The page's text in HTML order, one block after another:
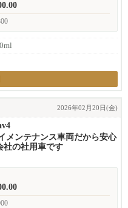
2026年02月20日(金)
メンテナンス車両だから安心
社の社用車です